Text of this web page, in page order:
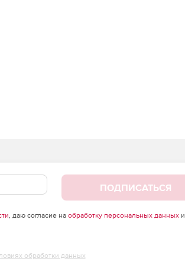
ПОДПИСАТЬСЯ
, даю согласие на обработку персональных данныхи
обработки данных